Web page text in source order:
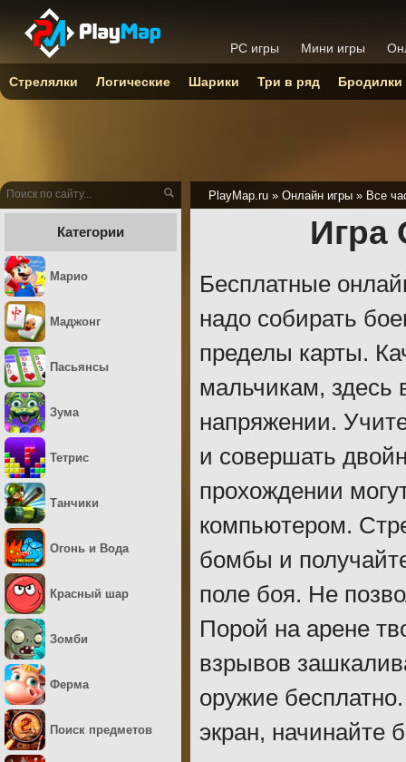
PlayMap.ru » Онлайн игры » Все
Игра
Бесплатные
надо собирать
пределы карты.
мальчикам, здесь
напряжении.
и совершать
прохождении
компьютером.
бомбы и
поле боя. Не
Порой на арене
взрывов
оружие
экран, начинайте
Категории
Марио
Маджонг
Пасьянсы
Зума
Тетрис
Танчики
Огонь и Вода
Красный шар
Зомби
Ферма
Поиск предметов
PC игры Мини игры
Стрелялки Логические Шарики Три в ряд Бродилки